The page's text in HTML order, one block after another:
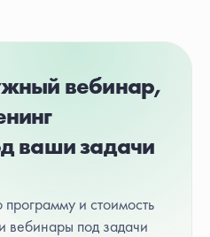
вебинар,
ваши задачи
и стоимость
вебинары под задачи